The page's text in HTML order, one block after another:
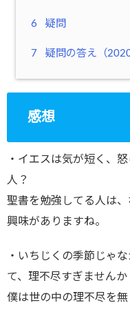
6 疑問
7 疑問の答え（
感想
・イエスは気が短く、
人？
聖書を勉強してる人は
興味がありますね。
・いちじくの季節じゃ
て、理不尽すぎませんか
僕は世の中の理不尽を